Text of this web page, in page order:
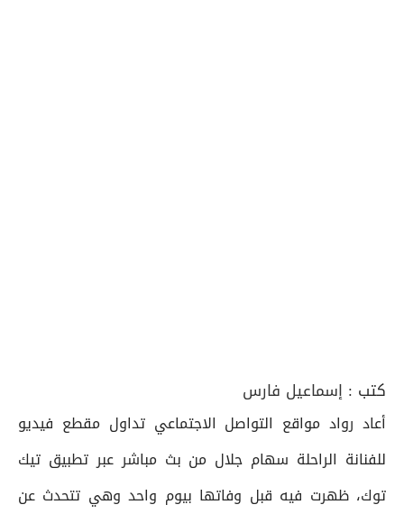
كتب : إسماعيل فارس
أعاد رواد مواقع التواصل الاجتماعي تداول مقطع فيديو
للفنانة الراحلة سهام جلال من بث مباشر عبر تطبيق تيك
توك، ظهرت فيه قبل وفاتها بيوم واحد وهي تتحدث عن